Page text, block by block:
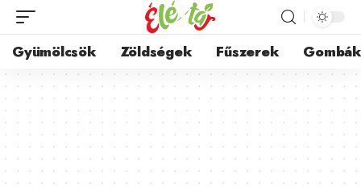
Gyümölcsök Zöldségek Fűszerek Gombák